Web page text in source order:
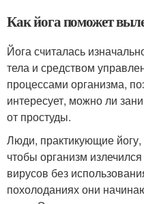
Как йога поможет
Йога считалась
тела и средством
процессами организма,
интересует, можно ли
от простуды.
Люди, практикующие йогу,
чтобы организм
вирусов без
похолоданиях они